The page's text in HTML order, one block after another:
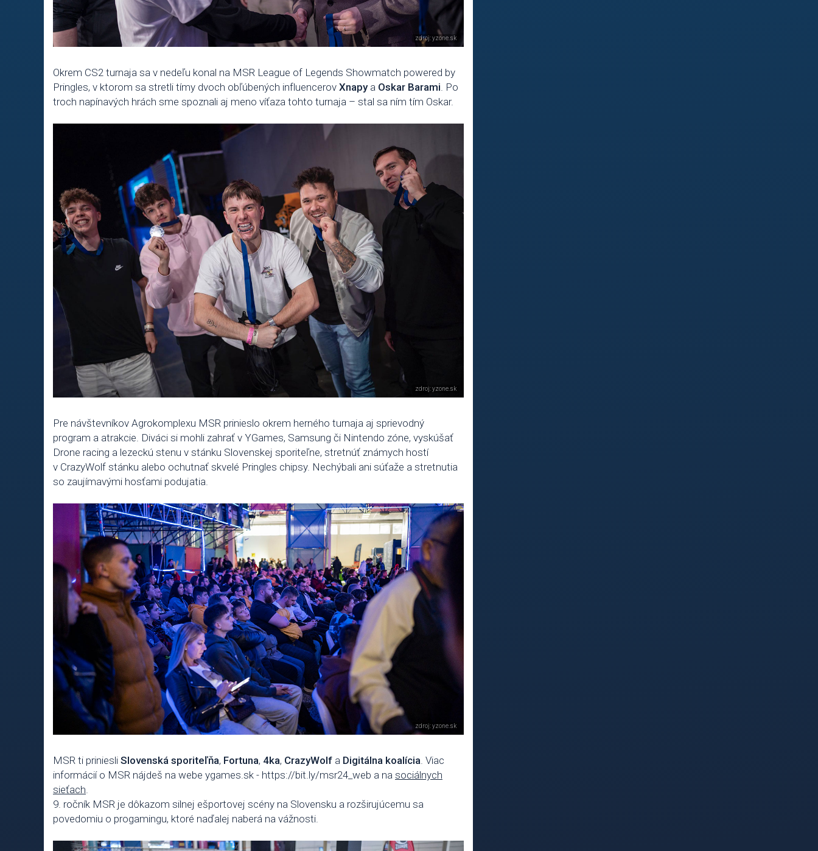
Okrem CS2 turnaja sa v nedeľu konal na MSR League of Legends Showmatch powered by
Pringles, v ktorom sa stretli tímy dvoch obľúbených influencerov Xnapya Oskar Barami . Po
troch napínavých hrách sme spoznali aj meno víťaza tohto turnaja – stal sa ním tím Oskar.
Pre návštevníkov Agrokomplexu MSR prinieslo okrem herného turnaja aj sprievodný
program a atrakcie. Diváci si mohli zahrať v YGames, Samsung či Nintendo zóne, vyskúšať
Drone racing a lezeckú stenu v stánku Slovenskej sporiteľne, stretnúť známych hostí
v CrazyWolf stánku alebo ochutnať skvelé Pringles chipsy. Nechýbali ani súťaže a stretnutia
so zaujímavými hosťami podujatia.
MSR ti priniesli Slovenská sporiteľňa, Fortuna, 4ka, CrazyWolf a Digitálna koalícia. Viac
informácií o MSR nájdeš na webe ygames.sk - https://bit.ly/msr24_web a na sociálnych
sieťach.
9. ročník MSR je dôkazom silnej ešportovej scény na Slovensku a rozširujúcemu sa
povedomiu o progamingu, ktoré naďalej naberá na vážnosti.